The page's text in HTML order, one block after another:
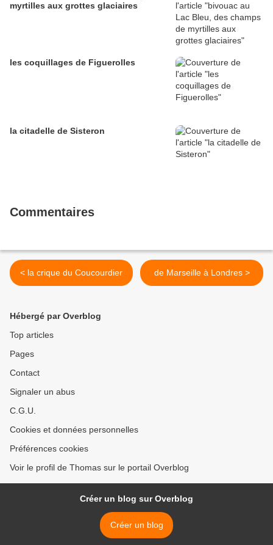
myrtilles aux grottes glaciaires
les coquillages de Figuerolles
la citadelle de Sisteron
Commentaires
< la crique du Coucourdier de Marseille à Londres >
Hébergé par Overblog
Top articles
Pages
Contact
Signaler un abus
C.G.U.
Cookies et données personnelles
Préférences cookies
Voir le profil de Thomas sur le portail Overblog
Créer un blog sur Overblog
Créer un blog